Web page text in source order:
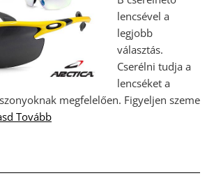
lencsével a
legjobb
választás.
Cserélni tudja a
lencséket a
megfelelően. Figyeljen szeme
Tovább